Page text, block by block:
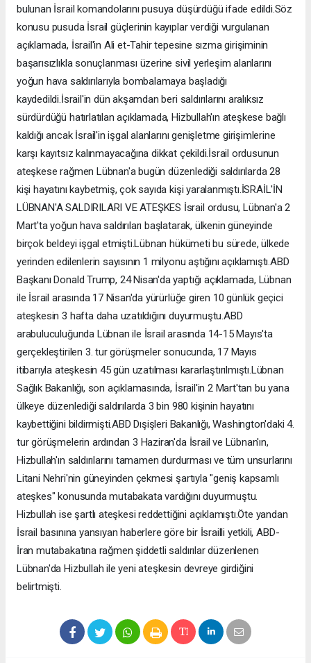
bulunan İsrail komandolarını pusuya düşürdüğü ifade edildi.Söz
konusu pusuda İsrail güçlerinin kayıplar verdiği vurgulanan
açıklamada, İsrail'in Ali et-Tahir tepesine sızma girişiminin
başarısızlıkla sonuçlanması üzerine sivil yerleşim alanlarını
yoğun hava saldırılarıyla bombalamaya başladığı
kaydedildi.İsrail'in dün akşamdan beri saldırılarını aralıksız
sürdürdüğü hatırlatılan açıklamada, Hizbullah'ın ateşkese bağlı
kaldığı ancak İsrail'in işgal alanlarını genişletme girişimlerine
karşı kayıtsız kalınmayacağına dikkat çekildi.İsrail ordusunun
ateşkese rağmen Lübnan'a bugün düzenlediği saldırılarda 28
kişi hayatını kaybetmiş, çok sayıda kişi yaralanmıştı.İSRAİL'İN
LÜBNAN'A SALDIRILARI VE ATEŞKES İsrail ordusu, Lübnan'a 2
Mart'ta yoğun hava saldırıları başlatarak, ülkenin güneyinde
birçok beldeyi işgal etmişti.Lübnan hükümeti bu sürede, ülkede
yerinden edilenlerin sayısının 1 milyonu aştığını açıklamıştı.ABD
Başkanı Donald Trump, 24 Nisan'da yaptığı açıklamada, Lübnan
ile İsrail arasında 17 Nisan'da yürürlüğe giren 10 günlük geçici
ateşkesin 3 hafta daha uzatıldığını duyurmuştu.ABD
arabuluculuğunda Lübnan ile İsrail arasında 14-15 Mayıs'ta
gerçekleştirilen 3. tur görüşmeler sonucunda, 17 Mayıs
itibarıyla ateşkesin 45 gün uzatılması kararlaştırılmıştı.Lübnan
Sağlık Bakanlığı, son açıklamasında, İsrail'in 2 Mart'tan bu yana
ülkeye düzenlediği saldırılarda 3 bin 980 kişinin hayatını
kaybettiğini bildirmişti.ABD Dışişleri Bakanlığı, Washington'daki 4.
tur görüşmelerin ardından 3 Haziran'da İsrail ve Lübnan'ın,
Hizbullah'ın saldırılarını tamamen durdurması ve tüm unsurlarını
Litani Nehri'nin güneyinden çekmesi şartıyla "geniş kapsamlı
ateşkes" konusunda mutabakata vardığını duyurmuştu.
Hizbullah ise şartlı ateşkesi reddettiğini açıklamıştı.Öte yandan
İsrail basınına yansıyan haberlere göre bir İsrailli yetkili, ABD-
İran mutabakatına rağmen şiddetli saldırılar düzenlenen
Lübnan'da Hizbullah ile yeni ateşkesin devreye girdiğini
belirtmişti.